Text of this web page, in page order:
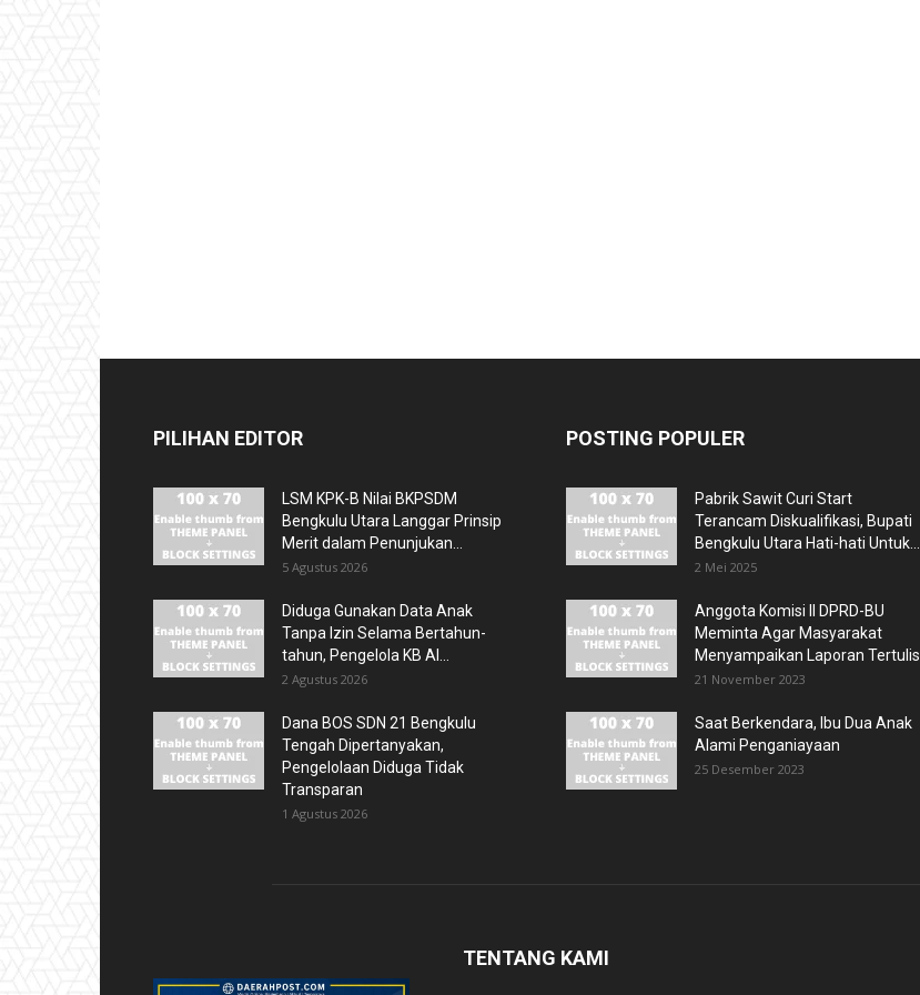
PILIHAN EDITOR
LSM KPK-B Nilai BKPSDM
Bengkulu Utara Langgar Prinsip
Merit dalam Penunjukan...
5 Agustus 2026
Diduga Gunakan Data Anak
Tanpa Izin Selama Bertahun-
tahun, Pengelola KB Al...
2 Agustus 2026
Dana BOS SDN 21 Bengkulu
Tengah Dipertanyakan,
Pengelolaan Diduga Tidak
Transparan
1 Agustus 2026
POSTING POPULER
Pabrik Sawit Curi Start
Terancam Diskualifikasi, Bupati
Bengkulu Utara Hati-hati Untuk...
2 Mei 2025
Anggota Komisi II DPRD-BU
Meminta Agar Masyarakat
Menyampaikan Laporan Tertulis
21 November 2023
Saat Berkendara, Ibu Dua Anak
Alami Penganiayaan
25 Desember 2023
TENTANG KAMI